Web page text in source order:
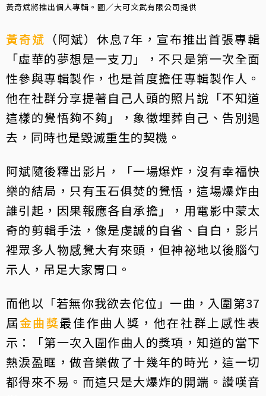
黃奇斌將推出個人專輯。圖／大可文武有限公司提供
黃奇斌 （阿斌）休息7年，宣布推出首張專輯
「虛華的夢想是一支刀」，不只是第一次全面
性參與專輯製作，也是首度擔任專輯製作人。
他在社群分享提著自己人頭的照片說「不知道
這樣的覺悟夠不夠」，象徵埋葬自己、告別過
去，同時也是毀滅重生的契機。
阿斌隨後釋出影片，「一場爆炸，沒有幸福快
樂的結局，只有玉石俱焚的覺悟，這場爆炸由
誰引起，因果報應各自承擔」，用電影中蒙太
奇的剪輯手法，像是虔誠的自省、自白，影片
裡眾多人物感覺大有來頭，但神祕地以後腦勺
示人，吊足大家胃口。
而他以「若無你我欲去佗位」一曲，入圍第37
屆金曲獎最佳作曲人獎，他在社群上感性表
示：「第一次入圍作曲人的獎項，知道的當下
熱淚盈眶，做音樂做了十幾年的時光，這一切
都得來不易。而這只是大爆炸的開端。讚嘆音